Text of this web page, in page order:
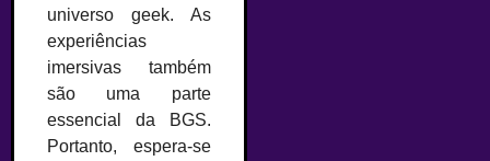
universo geek. As
experiências
imersivas também
são uma parte
essencial da BGS.
Portanto, espera-se